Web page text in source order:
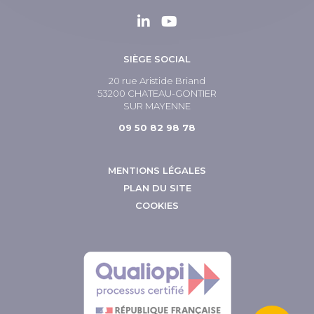
SIÈGE SOCIAL
20 rue Aristide Briand
53200 CHATEAU-GONTIER
SUR MAYENNE
09 50 82 98 78
MENTIONS LÉGALES
PLAN DU SITE
COOKIES